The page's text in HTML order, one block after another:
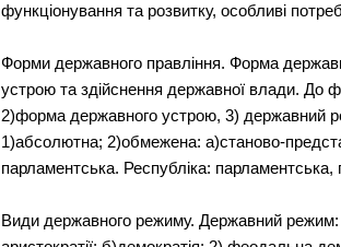
функціонування та розвитку, особливі
Форми державного правління. Форма держави
устрою та здійснення державної влади. До
2)форма державного устрою, 3) державний
1)абсолютна; 2)обмежена: а)станово-
парламентська. Республіка:
Види державного режиму. Державний режим: